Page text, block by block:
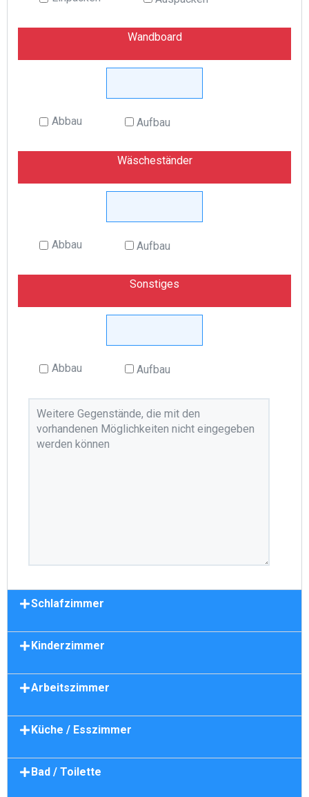
Wandboard
Abbau Aufbau
Wäscheständer
Abbau Aufbau
Sonstiges
Abbau Aufbau
Schlafzimmer
Kinderzimmer
Arbeitszimmer
Küche / Esszimmer
Bad / Toilette